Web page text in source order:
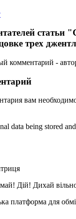
статьи
трех
комментарий -
вам
data being stored
Дій! Дихай
платформа для